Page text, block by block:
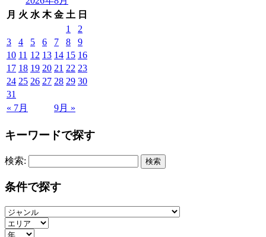
月 火 水 木 金 土 日
« 7月 9月 »
1
2
3
4 5 6 7 8
9
10 11 12 13 14 15 16
17 18 19 20 21 22 23
24 25 26 27 28 29 30
31
キーワードで探す
検索:
条件で探す